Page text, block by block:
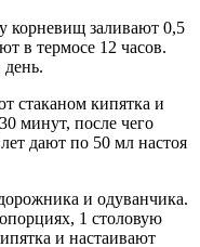
корневищ заливают 0,5
в термосе 12 часов.
стаканом кипятка и
минут, после чего
дают по 50 мл настоя
и одуванчика.
1 столовую
и настаивают